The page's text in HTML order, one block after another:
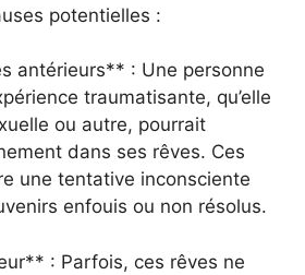
potentielles :
antérieurs** : Une personne
traumatisante, qu’elle
ou autre, pourrait
dans ses rêves. Ces
une tentative inconsciente
enfouis ou non résolus.
: Parfois, ces rêves ne